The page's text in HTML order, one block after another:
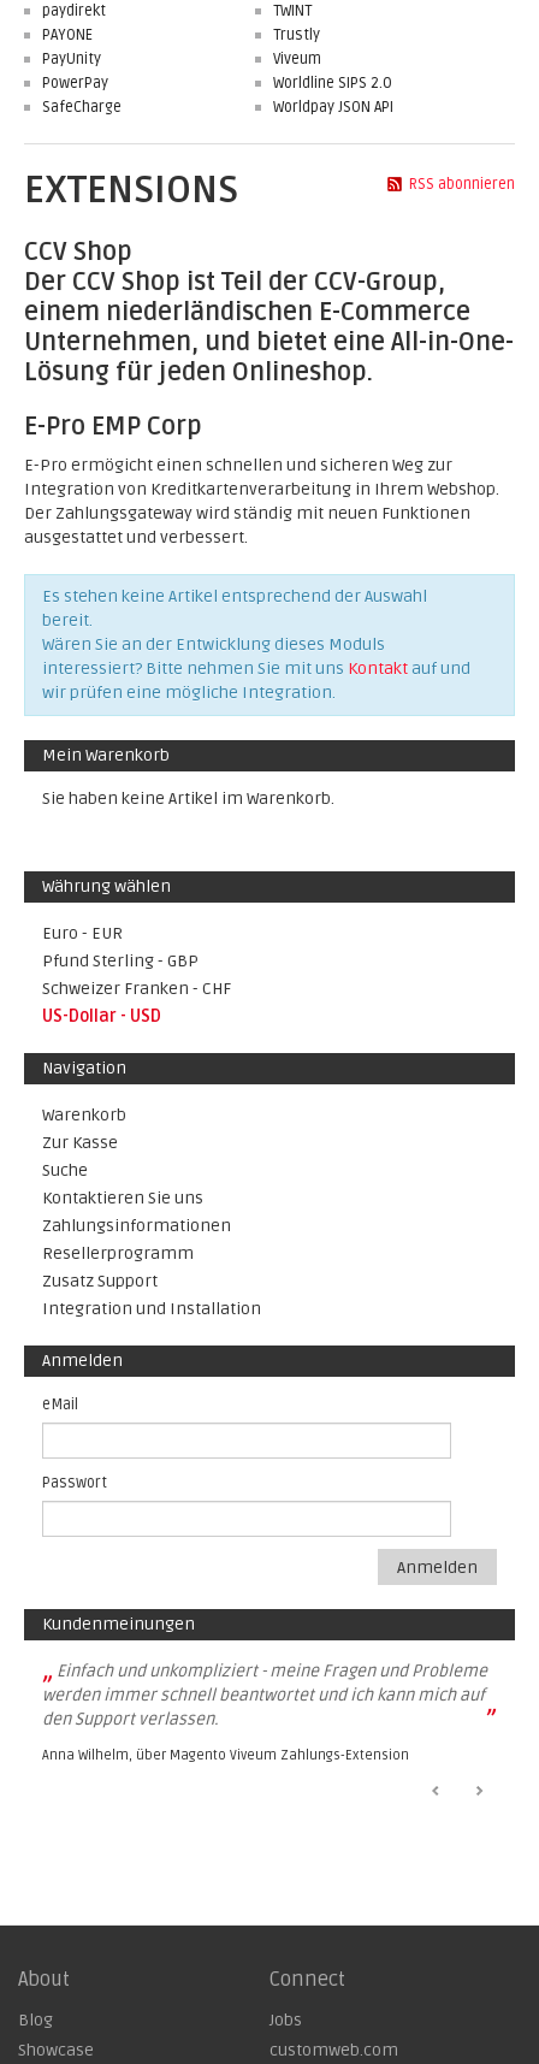
paydirekt
PAYONE
PayUnity
PowerPay
SafeCharge
TWINT
Trustly
Viveum
Worldline SIPS 2.0
Worldpay JSON API
RSS abonnieren
EXTENSIONS
CCV Shop
Der CCV Shop ist Teil der CCV-Group,
einem niederländischen E-Commerce
Unternehmen, und bietet eine All-in-One-
Lösung für jeden Onlineshop.
E-Pro EMP Corp
E-Pro ermögicht einen schnellen und sicheren Weg zur
Integration von Kreditkartenverarbeitung in Ihrem Webshop.
Der Zahlungsgateway wird ständig mit neuen Funktionen
ausgestattet und verbessert.
Es stehen keine Artikel entsprechend der Auswahl
bereit.
Wären Sie an der Entwicklung dieses Moduls
interessiert? Bitte nehmen Sie mit uns Kontakt auf und
wir prüfen eine mögliche Integration.
Mein Warenkorb
Sie haben keine Artikel im Warenkorb.
Währung wählen
Euro - EUR
Pfund Sterling - GBP
Schweizer Franken - CHF
US-Dollar - USD
Navigation
Warenkorb
Zur Kasse
Suche
Kontaktieren Sie uns
Zahlungsinformationen
Resellerprogramm
Zusatz Support
Integration und Installation
Anmelden
eMail
Passwort
Anmelden
Kundenmeinungen
„ Einfach und unkompliziert - meine Fragen und Probleme
werden immer schnell beantwortet und ich kann mich auf
den Support verlassen.
”
Anna Wilhelm, über Magento Viveum Zahlungs-Extension
About
Blog
Showcase
Connect
Jobs
customweb.com